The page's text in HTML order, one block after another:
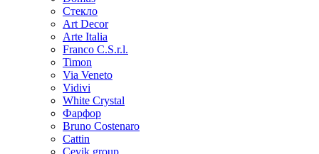
Стекло
Art Decor
Arte Italia
Franco C.S.r.l.
Timon
Via Veneto
Vidivi
White Crystal
Фарфор
Bruno Costenaro
Cattin
Cevik group